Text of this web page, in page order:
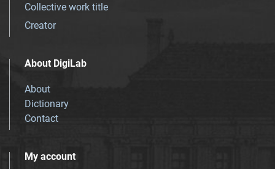
Collective work title
Creator
About DigiLab
About
Dictionary
Contact
My account